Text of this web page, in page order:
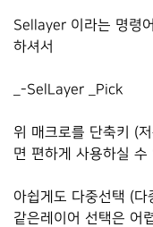
Sellayer 이라는 명령
하셔서
_-SelLayer _Pick
위 매크로를 단축키 (
면 편하게 사용하실 수
아쉽게도 다중선택 (다
같은레이어 선택은 어